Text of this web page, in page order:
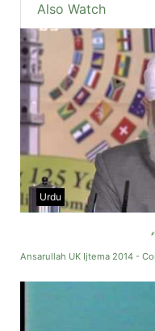
Also Watch
Urdu
Ansarullah UK Ijtema 2014 -